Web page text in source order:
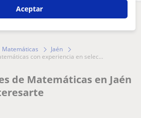
Matemáticas
Jaén
con experiencia en selec...
de Matemáticas en Jaén
Aceptar